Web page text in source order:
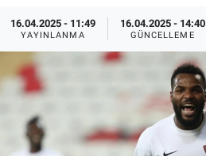
16.04.2025 - 11:49
YAYINLANMA
16.04.2025 - 14:40
GÜNCELLEME
Eğitim
Eğlence
Ekonomi